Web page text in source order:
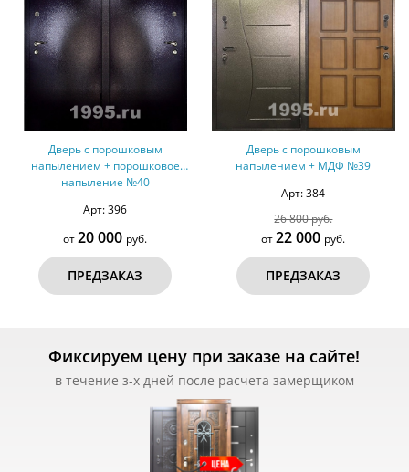
Дверь с порошковым
напылением + порошковое
напыление №40
Арт: 396
от20 000 руб.
ПРЕДЗАКАЗ
Дверь с порошковым
напылением + МДФ №39
Арт: 384
26 800 руб.
от22 000 руб.
ПРЕДЗАКАЗ
Фиксируем цену при заказе на сайте!
в течение з-х дней после расчета замерщиком